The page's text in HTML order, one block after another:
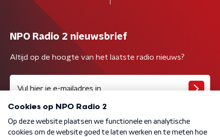
NPO Radio 2 nieuwsbrief
Altijd op de hoogte van het laatste radio nieuws?